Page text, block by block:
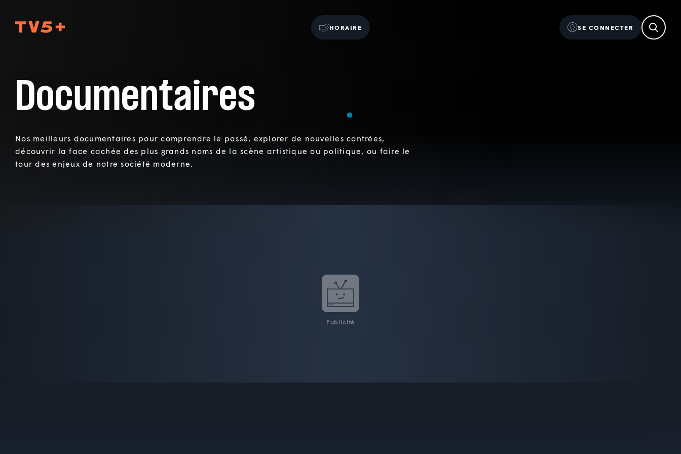
HORAIRE SE CONNECTER
Documentaires
Nos meilleurs documentaires pour comprendre le passé, explorer de nouvelles contrées,
découvrir la face cachée des plus grands noms de la scène artistique ou politique, ou faire le
tour des enjeux de notre société moderne.
Publicité